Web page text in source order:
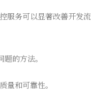
服务可以显著改善开发流
的方法。
和可靠性。